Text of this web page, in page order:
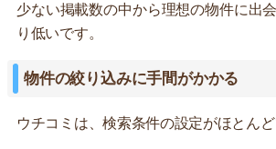
少ない掲載数の中から理想の物件に出
り低いです。
物件の絞り込みに手間がかかる
ウチコミは、検索条件の設定がほとんど